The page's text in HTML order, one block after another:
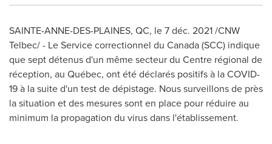
SAINTE-ANNE-DES-PLAINES, QC, le 7 déc. 2021 /CNW
Telbec/ - Le Servicecorrectionnel du Canada (SCC) indique
que sept détenus d'un même secteur du Centre régional de
réception, au Québec, ont été déclarés positifs à la COVID-
19 à la suite d'un test de dépistage. Nous surveillons de près
la situation et des mesures sont en place pour réduire au
minimum la propagation du virus dans l'établissement.